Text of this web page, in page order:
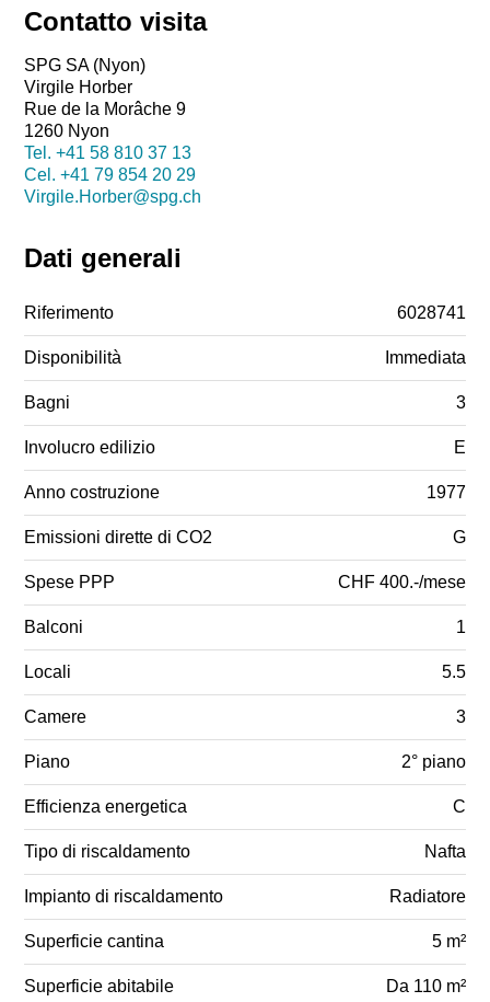
Contatto visita
SPG SA (Nyon)
Virgile Horber
Rue de la Morâche 9
1260 Nyon
Tel.+41 58 810 37 13
Cel.+41 79 854 20 29
Virgile.Horber@spg.ch
Dati generali
Riferimento 6028741
Disponibilità Immediata
Bagni 3
Involucro edilizio E
Anno costruzione 1977
Emissioni dirette di CO2 G
Spese PPP CHF 400.-/mese
Balconi 1
Locali 5.5
Camere 3
Piano 2° piano
Efficienza energetica C
Tipo di riscaldamento Nafta
Impianto di riscaldamento Radiatore
Superficie cantina 5 m²
Superficie abitabile Da 110 m²